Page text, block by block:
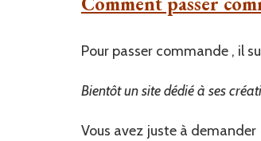
Pour passer commande , il
Bientôt un site dédié à ses
Vous avez juste à demander